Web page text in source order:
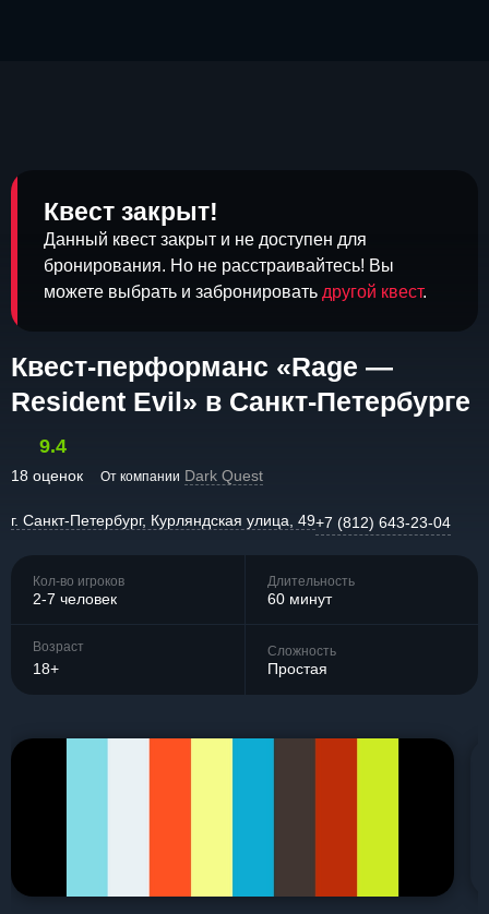
Квест закрыт!
Данный квест закрыт и не доступен для
бронирования. Но не расстраивайтесь! Вы
можете выбрать и забронировать другой квест.
Квест-перформанс «Rage —
Resident Evil» в Санкт-Петербурге
9.4
18 оценок От компании Dark Quest
г. Санкт-Петербург, Курляндская улица, 49+7 (812) 643-23-04
Кол-во игроков
2-7 человек
Длительность
60 минут
Возраст
18+
Сложность
Простая